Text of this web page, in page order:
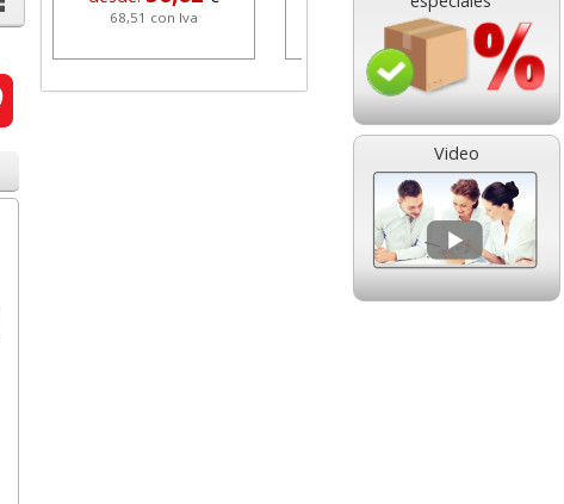
Video
68,51 con Iva 1,08 con Iva
Negro, original